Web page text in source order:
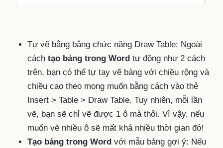
Tự vẽ bằng bằng chức năng Draw Table: Ngoài
cách tạo bảng trong Word tự động như 2 cách
trên, bạn có thể tự tay vẽ bảng với chiều rộng và
chiều cao theo mong muốn bằng cách vào thẻ
Insert > Table > Draw Table. Tuy nhiên, mỗi lần
vẽ, bạn sẽ chỉ vẽ được 1 ô mà thôi. Vì vậy, nếu
muốn vẽ nhiều ô sẽ mất khá nhiều thời gian đó!
Tạo bảng trong Word với mẫu bảng gợi ý: Nếu